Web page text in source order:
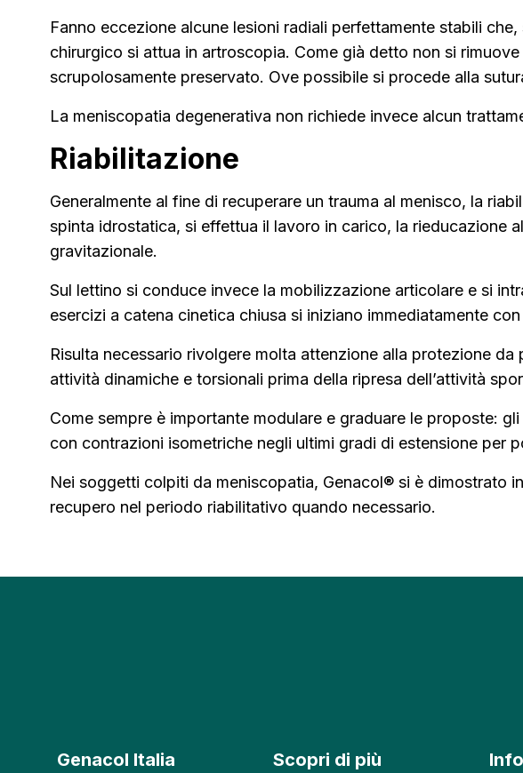
Fanno eccezione alcune lesioni radiali perfettamente stabili
chirurgico si attua in artroscopia. Come già detto non si
scrupolosamente preservato. Ove possibile si procede alla
La meniscopatia degenerativa non richiede invece alcun
Riabilitazione
Generalmente al fine di recuperare un trauma al menisco, la
spinta idrostatica, si effettua il lavoro in carico, la rieducazione
gravitazionale.
Sul lettino si conduce invece la mobilizzazione articolare e si
esercizi a catena cinetica chiusa si iniziano immediatamente
Risulta necessario rivolgere molta attenzione alla protezione
attività dinamiche e torsionali prima della ripresa dell’attività
Come sempre è importante modulare e graduare le proposte:
con contrazioni isometriche negli ultimi gradi di estensione per
Nei soggetti colpiti da meniscopatia, Genacol® si è dimostrato
recupero nel periodo riabilitativo quando necessario.
Genacol Italia Scopri di più